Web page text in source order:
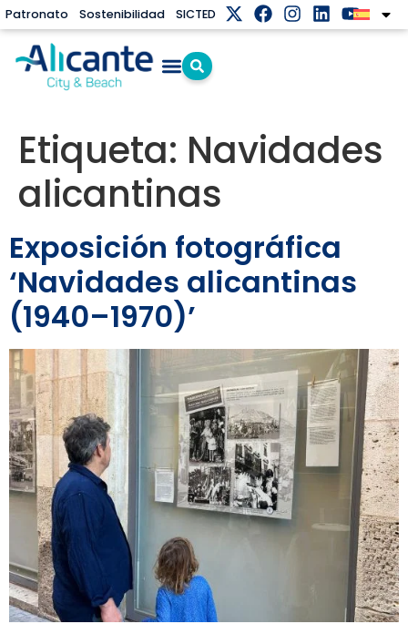
Patronato Sostenibilidad SICTED
Etiqueta: Navidades
alicantinas
Exposición fotográfica
‘Navidades alicantinas
(1940–1970)’